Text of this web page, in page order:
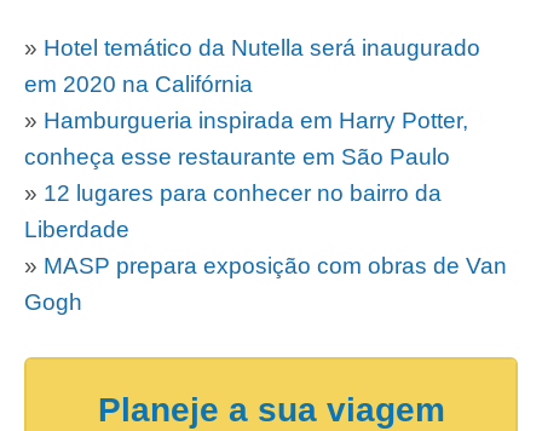
» Hotel temático da Nutella será inaugurado
em 2020 na Califórnia
» Hamburgueria inspirada em Harry Potter,
conheça esse restaurante em São Paulo
» 12 lugares para conhecer no bairro da
Liberdade
» MASP prepara exposição com obras de Van
Gogh
Planeje a sua viagem